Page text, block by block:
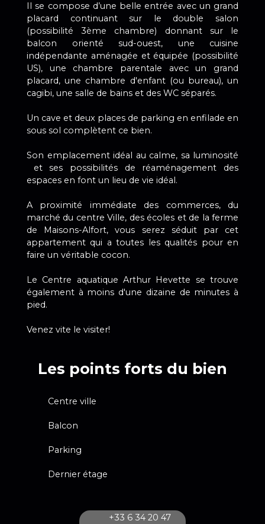
Il se compose d’une belle entrée avec un grand
placard continuant sur le double salon
(possibilité 3ème chambre) donnant sur le
balcon orienté sud-ouest, une cuisine
indépendante aménagée et équipée (possibilité
US), une chambre parentale avec un grand
placard, une chambre d'enfant (ou bureau), un
cagibi, une salle de bains et des WC séparés.
Un cave et deux places de parking en enfilade en
sous sol complètent ce bien.
Son emplacement idéal au calme, sa luminosité
et ses possibilités de réaménagement des
espaces en font un lieu de vie idéal.
A proximité immédiate des commerces, du
marché du centre Ville, des écoles et de la ferme
de Maisons-Alfort, vous serez séduit par cet
appartement qui a toutes les qualités pour en
faire un véritable cocon.
Le Centre aquatique Arthur Hevette se trouve
également à moins d'une dizaine de minutes à
pied.
Venez vite le visiter!
Les points forts du bien
Centre ville
Balcon
Parking
Dernier étage
+33 6 34 20 47